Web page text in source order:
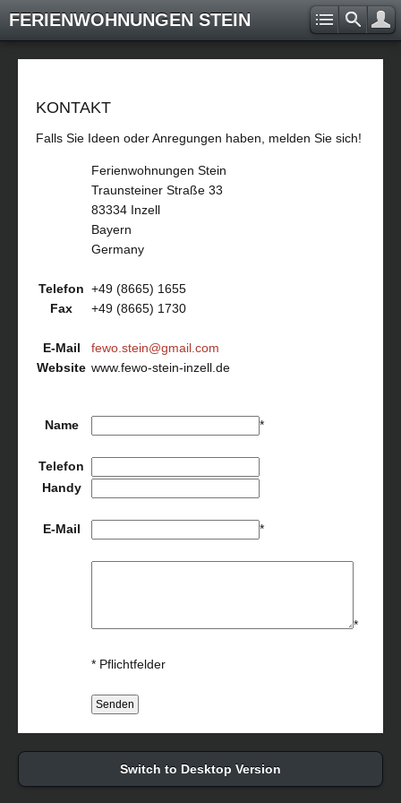
FERIENWOHNUNGEN STEIN
KONTAKT
Falls Sie Ideen oder Anregungen haben, melden Sie sich!
Ferienwohnungen Stein
Traunsteiner Straße 33
83334 Inzell
Bayern
Germany
Telefon +49 (8665) 1655
Fax
+49 (8665) 1730
E-Mail
fewo.stein@gmail.com
Website www.fewo-stein-inzell.de
Name *
Telefon
Handy
E-Mail *
*
* Pflichtfelder
Switch to Desktop Version